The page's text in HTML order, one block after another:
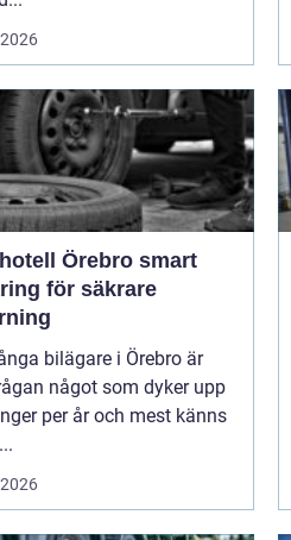
Örebro smart
för säkrare
bilägare i Örebro är
något som dyker upp
per år och mest känns